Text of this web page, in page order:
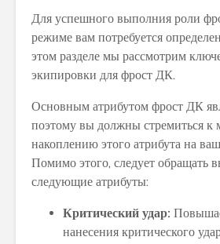
Для успешного выполния роли
режиме вам потребуется
этом разделе мы рассмотрим
экипировки для фрост ДК.
Основным атрибутом фрост ДК
поэтому вы должны стремиться к
накоплению этого атрибута на
Помимо этого, следует обращать
следующие атрибуты:
Критический удар:
нанесения критического